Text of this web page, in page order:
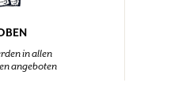
in allen
angeboten